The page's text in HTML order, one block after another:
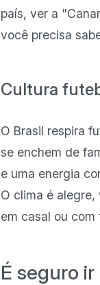
país, ver a
você precisa
Cultura
O Brasil respira
se enchem de
e uma energia
O clima é
em casal ou
É seguro